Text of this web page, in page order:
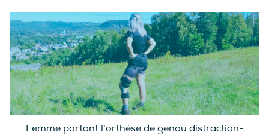
Femme portant l'orthèse de genou distraction-